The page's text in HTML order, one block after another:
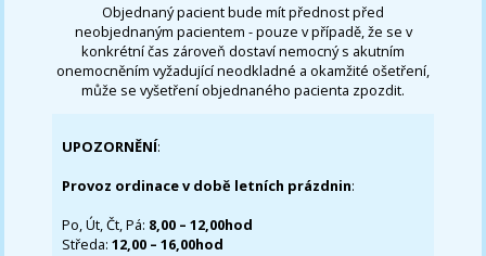
Objednaný pacient bude mít přednost před
neobjednaným pacientem - pouze v případě, že se v
konkrétní čas zároveň dostaví nemocný s akutním
onemocněním vyžadující neodkladné a okamžité ošetření,
může se vyšetření objednaného pacienta zpozdit.
UPOZORNĚNÍ:
Provoz ordinace v době letních prázdnin:
Po, Út, Čt, Pá: 8,00 – 12,00hod
Středa:12,00 – 16,00hod